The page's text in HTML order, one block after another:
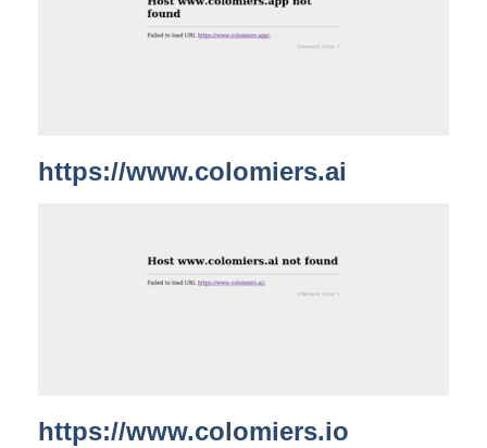
https://www.colomiers.ai
https://www.colomiers.io